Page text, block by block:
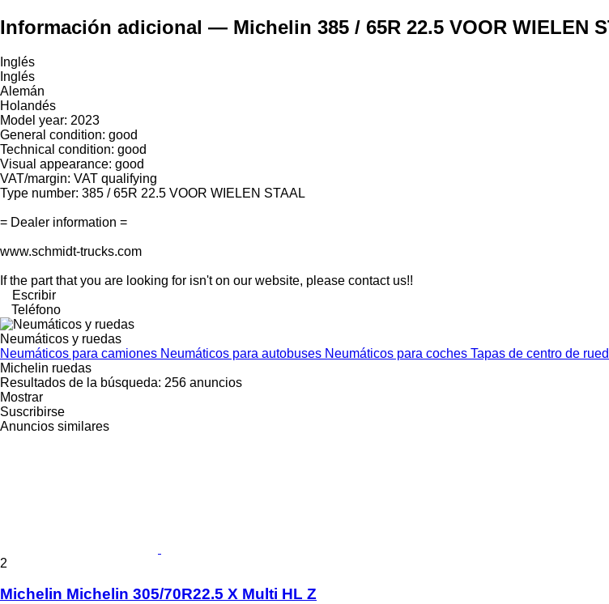
Información adicional — Michelin 385 / 65R 22.5 VOOR WIELEN
Inglés
Inglés
Alemán
Holandés
Model year: 2023
General condition: good
Technical condition: good
Visual appearance: good
VAT/margin: VAT qualifying
Type number: 385 / 65R 22.5 VOOR WIELEN STAAL
= Dealer information =
www.schmidt-trucks.com
If the part that you are looking for isn't on our website, please contact us!!
Escribir
Teléfono
Neumáticos y ruedas
Neumáticos para camiones Neumáticos para autobuses Neumáticos para coches Tapas de centro de
Michelin ruedas
Resultados de la búsqueda: 256 anuncios
Mostrar
Suscribirse
Anuncios similares
2
Michelin Michelin 305/70R22.5 X Multi HL Z